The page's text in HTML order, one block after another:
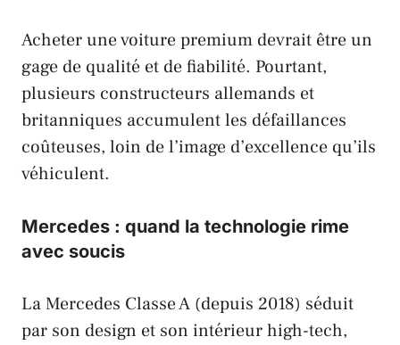
Acheter une voiture premium devrait être un
gage de qualité et de fiabilité. Pourtant,
plusieurs constructeurs allemands et
britanniques accumulent les défaillances
coûteuses, loin de l’image d’excellence qu’ils
véhiculent.
Mercedes : quand la technologie rime
avec soucis
LaMercedes Classe A (depuis 2018) séduit
par son design et son intérieur high-tech,